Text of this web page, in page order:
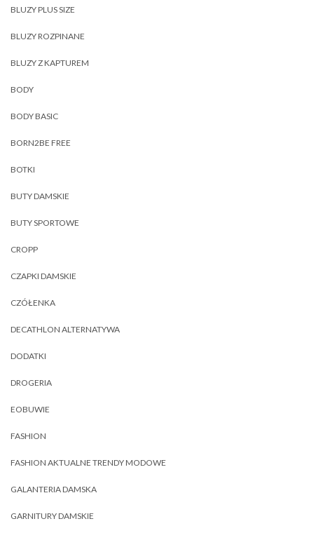
BLUZY PLUS SIZE
BLUZY ROZPINANE
BLUZY Z KAPTUREM
BODY
BODY BASIC
BORN2BE FREE
BOTKI
BUTY DAMSKIE
BUTY SPORTOWE
CROPP
CZAPKI DAMSKIE
CZÓŁENKA
DECATHLON ALTERNATYWA
DODATKI
DROGERIA
EOBUWIE
FASHION
FASHION AKTUALNE TRENDY MODOWE
GALANTERIA DAMSKA
GARNITURY DAMSKIE